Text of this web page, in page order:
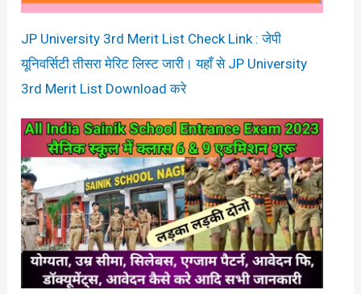
JP University 3rd Merit List Check Link : जेपी
यूनिवर्सिटी तीसरा मेरिट लिस्ट जारी। यहाँ से JP University
3rd Merit List Download करे